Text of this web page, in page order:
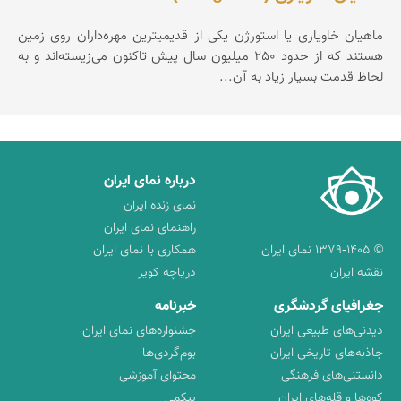
ماهیان خاویاری یا استورژن یكی از قدیمیترین مهره‌داران روی زمین
هستند كه از حدود 250 میلیون سال پیش تاكنون می‌زیسته‌اند و به
لحاظ قدمت بسیار زیاد به آن...
© ۱۳۷۹-۱۴۰۵ نمای ایران
نقشه ایران
درباره نمای ایران
نمای زنده ایران
راهنمای نمای ایران
همکاری با نمای ایران
دریاچه کویر
جغرافیای گردشگری
دیدنی‌های طبیعی ایران
جاذبه‌های تاریخی ایران
دانستنی‌های فرهنگی
خبرنامه
جشنواره‌های نمای ایران
بوم‌گردی‌ها
محتوای آموزشی